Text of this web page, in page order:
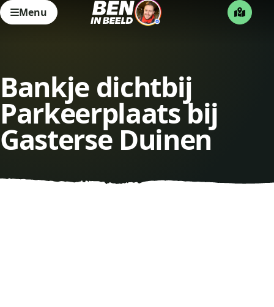
Menu
Bankje dichtbij
Parkeerplaats bij
Gasterse Duinen